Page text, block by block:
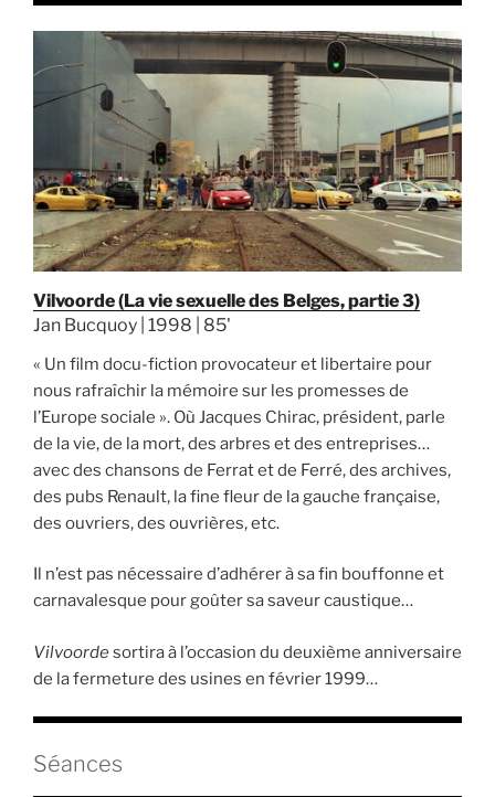
Vilvoorde (La vie sexuelle des Belges, partie 3)
Jan Bucquoy | 1998 | 85'
« Un film docu-fiction provocateur et libertaire pour
nous rafraîchir la mémoire sur les promesses de
l’Europe sociale ». Où Jacques Chirac, président, parle
de la vie, de la mort, des arbres et des entreprises…
avec des chansons de Ferrat et de Ferré, des archives,
des pubs Renault, la fine fleur de la gauche française,
des ouvriers, des ouvrières, etc.
Il n’est pas nécessaire d’adhérer à sa fin bouffonne et
carnavalesque pour goûter sa saveur caustique…
Vilvoordesortira à l’occasion du deuxième anniversaire
de la fermeture des usines en février 1999…
Séances